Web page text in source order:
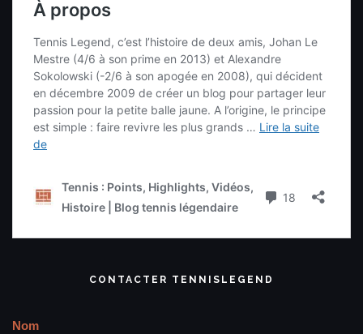
CONTACTER TENNISLEGEND
Nom